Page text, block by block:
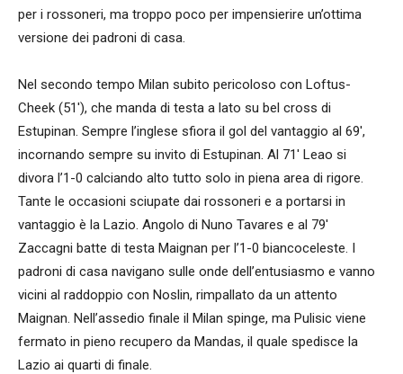
per i rossoneri, ma troppo poco per impensierire un’ottima
versione dei padroni di casa.
Nel secondo tempo Milan subito pericoloso con Loftus-
Cheek (51′), che manda di testa a lato su bel cross di
Estupinan. Sempre l’inglese sfiora il gol del vantaggio al 69′,
incornando sempre su invito di Estupinan. Al 71′ Leao si
divora l’1-0 calciando alto tutto solo in piena area di rigore.
Tante le occasioni sciupate dai rossoneri e a portarsi in
vantaggio è la Lazio. Angolo di Nuno Tavares e al 79′
Zaccagni batte di testa Maignan per l’1-0 biancoceleste. I
padroni di casa navigano sulle onde dell’entusiasmo e vanno
vicini al raddoppio con Noslin, rimpallato da un attento
Maignan. Nell’assedio finale il Milan spinge, ma Pulisic viene
fermato in pieno recupero da Mandas, il quale spedisce la
Lazio ai quarti di finale.